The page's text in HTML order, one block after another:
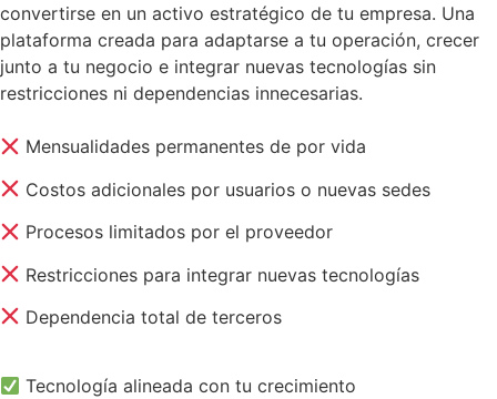
convertirse en un activo estratégico de tu empresa. Una
plataforma creada para adaptarse a tu operación, crecer
junto a tu negocio e integrar nuevas tecnologías sin
restricciones ni dependencias innecesarias.​
Mensualidades permanentes de por vida
Costos adicionales por usuarios o nuevas sedes
Procesos limitados por el proveedor
Restricciones para integrar nuevas tecnologías
Dependencia total de terceros
Tecnología alineada con tu crecimiento